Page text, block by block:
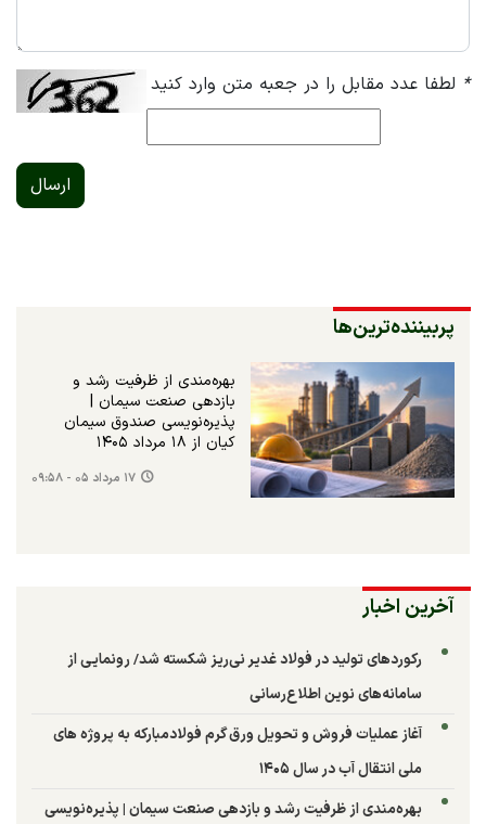
* لطفا عدد مقابل را در جعبه متن وارد کنید
ارسال
پربیننده‌ترین‌ها
بهره‌مندی از ظرفیت رشد و
بازدهی صنعت سیمان |
پذیره‌نویسی صندوق سیمان
کیان از ۱۸ مرداد ۱۴۰۵
۱۷ مرداد ۰۵ - ۰۹:۵۸
آخرین اخبار
رکوردهای تولید در فولاد غدیر نی‌ریز شکسته شد/ رونمایی از
سامانه‌های نوین اطلاع‌رسانی
آغاز عملیات فروش و تحویل ورق گرم فولادمبارکه به پروژه های
ملی انتقال آب در سال ۱۴۰۵
بهره‌مندی از ظرفیت رشد و بازدهی صنعت سیمان | پذیره‌نویسی